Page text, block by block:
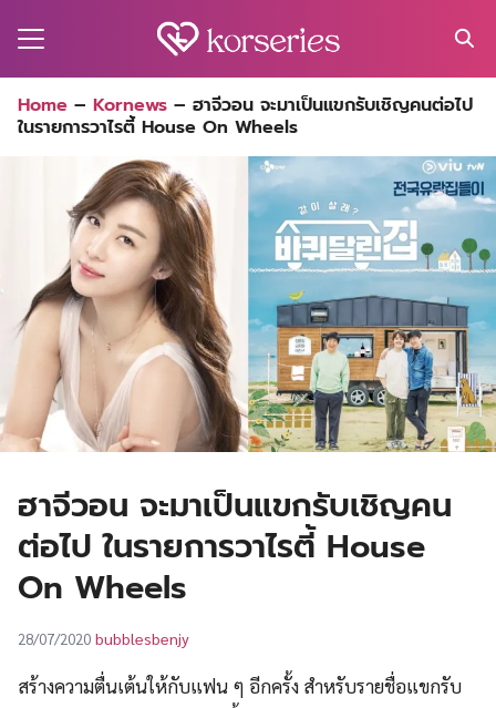
for:
Home – Kornews – ฮาจีวอน จะมาเป็นแขกรับเชิญคนต่อไป
ในรายการวาไรตี้ House On Wheels
ฮาจีวอน จะมาเป็นแขกรับเชิญคน
ต่อไป ในรายการวาไรตี้ House
On Wheels
28/07/2020 bubblesbenjy
สร้างความตื่นเต้นให้กับแฟน ๆ อีกครั้ง สำหรับรายชื่อแขกรับ